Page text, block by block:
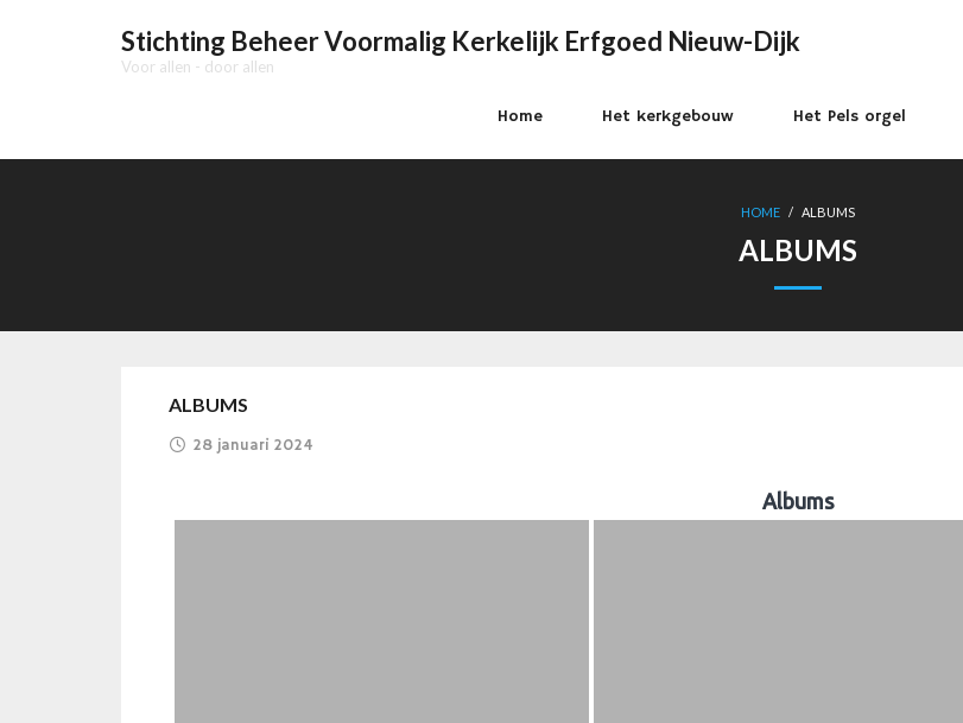
Stichting Beheer Voormalig Kerkelijk Erfgoed Nieuw-Dijk
Voor allen - door allen
Home Het kerkgebouw Het Pels orgel
HOME / ALBUMS
ALBUMS
ALBUMS
28 januari 2024
Albums